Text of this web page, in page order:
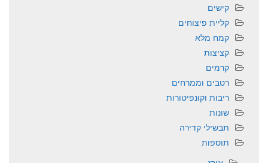
קישים
קליית פיצוחים
קמח מלא
קציצות
קרמים
רטבים וממרחים
ריבות וקונפיטורות
שונות
תבשילי קדירה
תוספות